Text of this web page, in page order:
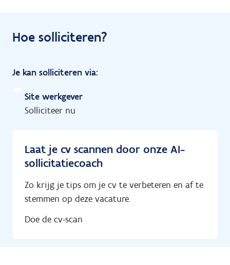
Hoe solliciteren?
Je kan solliciteren via:
Site werkgever
Solliciteer nu
Laat je cv scannen door onze AI-
sollicitatiecoach
Zo krijg je tips om je cv te verbeteren en af te
stemmen op deze vacature.
Doe de cv-scan